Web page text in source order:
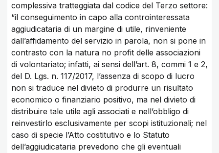
complessiva tratteggiata dal codice del Terzo settore:
“il conseguimento in capo alla controinteressata
aggiudicataria di un margine di utile, rinveniente
dall’affidamento del servizio in parola, non si pone in
contrasto con la natura no profit delle associazioni
di volontariato; infatti, ai sensi dell’art. 8, commi 1 e 2,
del D. Lgs. n. 117/2017, l’assenza di scopo di lucro
non si traduce nel divieto di produrre un risultato
economico o finanziario positivo, ma nel divieto di
distribuire tale utile agli associati e nell’obbligo di
reinvestirlo esclusivamente per scopi istituzionali; nel
caso di specie l’Atto costitutivo e lo Statuto
dell’aggiudicataria prevedono che gli eventuali